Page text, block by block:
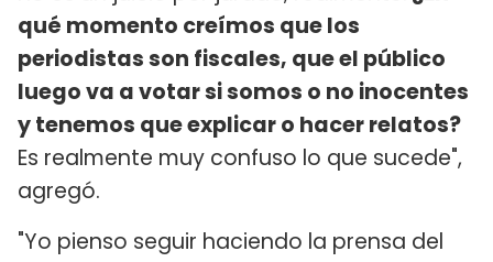
qué momento creímos que los
periodistas son fiscales, que el público
luego va a votar si somos o no inocentes
y tenemos que explicar o hacer relatos?
Es realmente muy confuso lo que sucede",
agregó.
"Yo pienso seguir haciendo la prensa del